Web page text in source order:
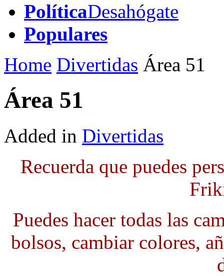
PolíticaDesahógate
Populares
Home Divertidas Área 51
Área 51
Added in Divertidas
Recuerda que puedes
Puedes hacer todas las
bolsos, cambiar colores,